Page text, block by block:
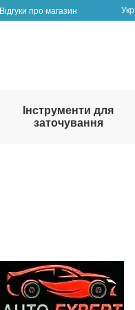
Відгуки про магазин
Укр
Інструменти для
заточування